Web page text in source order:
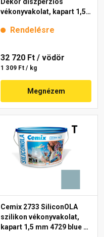
Dekor diszperziós
vékonyvakolat, kapart 1,5
Rendelésre
32 720 Ft / vödör
1 309 Ft / kg
Megnézem
Cemix 2733 SiliconOLA
szilikon vékonyvakolat,
kapart 1,5 mm 4729 blue 25